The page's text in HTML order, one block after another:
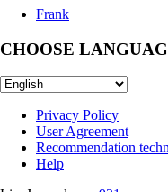
Frank
CHOOSE
Privacy Policy
User Agreement
Recommendation
Help